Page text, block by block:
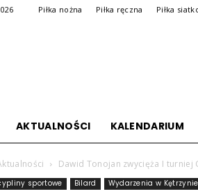
Piłka nożna Piłka ręczna Piłka
AKTUALNOŚCI KALENDARIUM
Dawid Tonojan zwycięża I turniej
sportowe Bilard Wydarzenia w Kętrzynie